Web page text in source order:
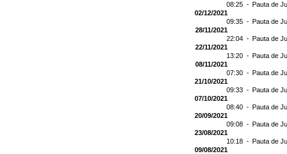
08:25 - Pauta de
02/12/2021
09:35 - Pauta de
28/11/2021
22:04 - Pauta de
22/11/2021
13:20 - Pauta de
08/11/2021
07:30 - Pauta de
21/10/2021
09:33 - Pauta de
07/10/2021
08:40 - Pauta de
20/09/2021
09:08 - Pauta de
23/08/2021
10:18 - Pauta de
09/08/2021